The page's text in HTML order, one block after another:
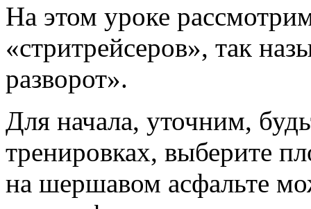
На этом уроке
«стритрейсеров», так
разворот».
Для начала, уточним,
тренировках, выберите
на шершавом асфальте